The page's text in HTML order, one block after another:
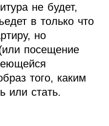
не будет,
в только что
но
посещение
того, каким
или стать.